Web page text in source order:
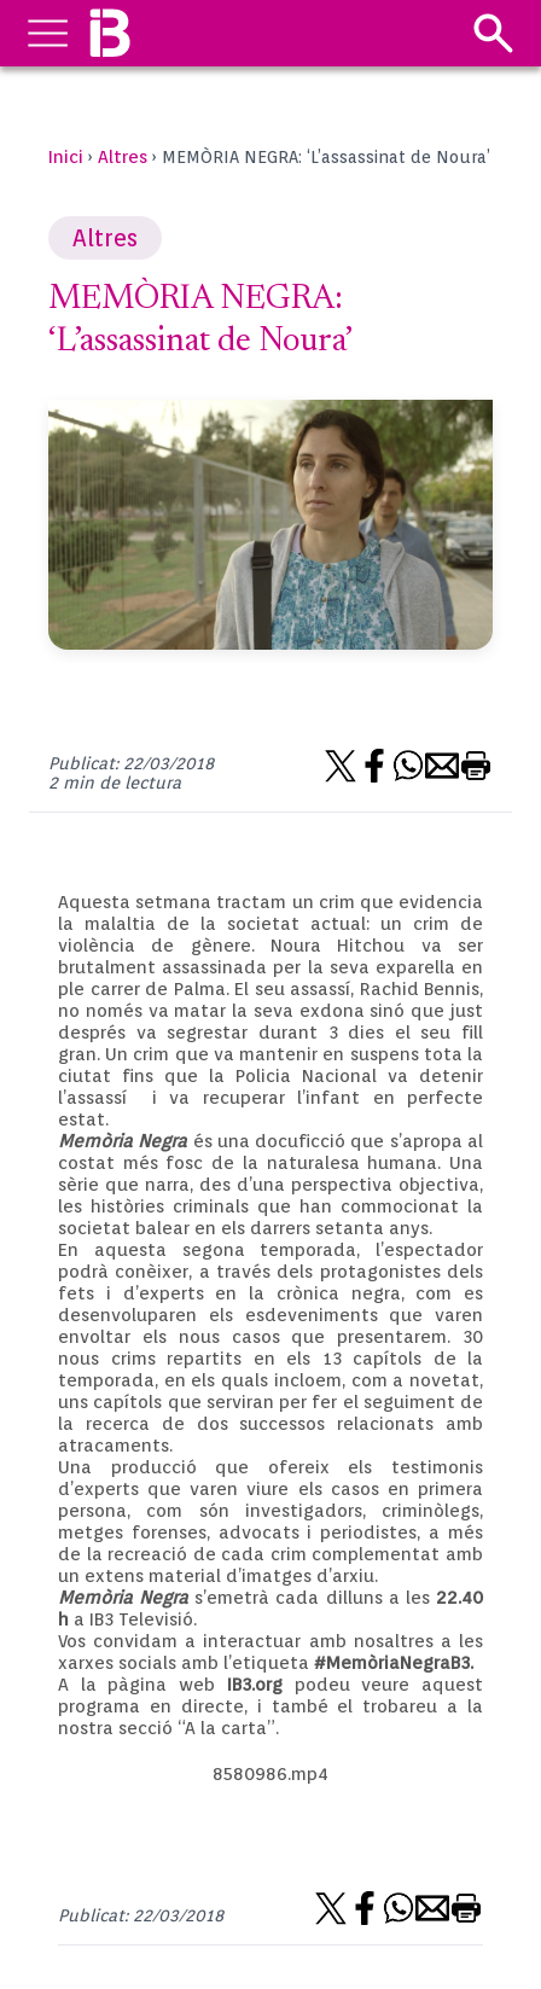
Inici › Altres › MEMÒRIA NEGRA: ‘L’assassinat de Noura’
Altres
MEMÒRIA NEGRA:
‘L’assassinat de Noura’
Publicat: 22/03/2018
2 min de lectura
Aquesta setmana tractam un crim que evidencia
la malaltia de la societat actual: un crim de
violència de gènere. Noura Hitchou va ser
brutalment assassinada per la seva exparella en
ple carrer de Palma. El seu assassí, Rachid Bennis,
no només va matar la seva exdona sinó que just
després va segrestar durant 3 dies el seu fill
gran. Un crim que va mantenir en suspens tota la
ciutat fins que la Policia Nacional va detenir
l’assassí i va recuperar l’infant en perfecte
estat.
Memòria Negra és una docuficció que s’apropa al
costat més fosc de la naturalesa humana. Una
sèrie que narra, des d’una perspectiva objectiva,
les històries criminals que han commocionat la
societat balear en els darrers setanta anys.
En aquesta segona temporada, l’espectador
podrà conèixer, a través dels protagonistes dels
fets i d’experts en la crònica negra, com es
desenvoluparen els esdeveniments que varen
envoltar els nous casos que presentarem. 30
nous crims repartits en els 13 capítols de la
temporada, en els quals incloem, com a novetat,
uns capítols que serviran per fer el seguiment de
la recerca de dos successos relacionats amb
atracaments.
Una producció que ofereix els testimonis
d’experts que varen viure els casos en primera
persona, com són investigadors, criminòlegs,
metges forenses, advocats i periodistes, a més
de la recreació de cada crim complementat amb
un extens material d’imatges d’arxiu.
Memòria Negra s’emetrà cada dilluns a les22.40
h a IB3 Televisió.
Vos convidam a interactuar amb nosaltres a les
xarxes socials amb l’etiqueta #MemòriaNegraB3.
A la pàgina web IB3.orgpodeu veure aquest
programa en directe, i també el trobareu a la
nostra secció “A la carta”.
8580986.mp4
Publicat: 22/03/2018